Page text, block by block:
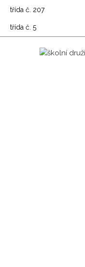
třída č. 207
třída č. 5